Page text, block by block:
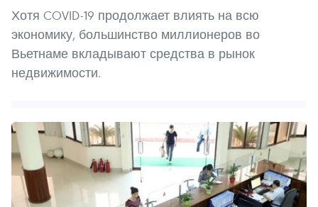
Хотя COVID-19 продолжает влиять на всю
экономику, большинство миллионеров во
Вьетнаме вкладывают средства в рынок
недвижимости.